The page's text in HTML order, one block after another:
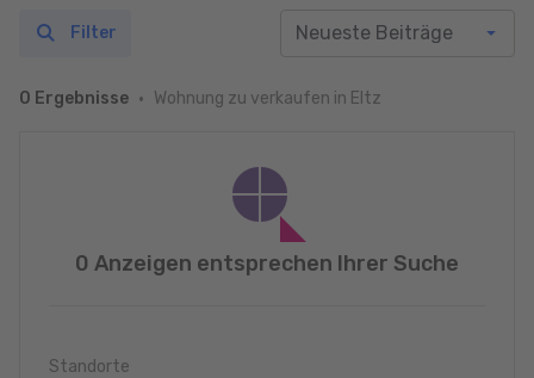
0 Ergebnisse Wohnung zu verkaufen in Eltz
Filter
0 Anzeigen entsprechen Ihrer Suche
Standorte